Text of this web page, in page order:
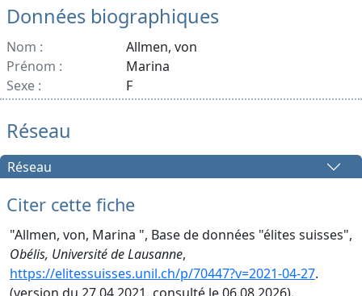
Données biographiques
Nom :
Allmen, von
Prénom :
Marina
Sexe :
F
Réseau
Réseau
Citer cette fiche
"Allmen, von, Marina ", Base de données "élites suisses",
Obélis, Université de Lausanne,
https://elitessuisses.unil.ch/p/70447?v=2021-04-27.